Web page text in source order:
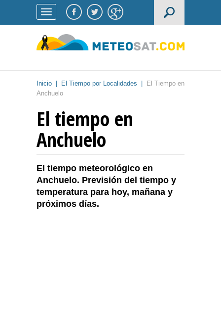
Inicio El Tiempo por Localidades
El Tiempo en
Anchuelo
El tiempo en
Anchuelo
El tiempo meteorológico en
Anchuelo. Previsión del tiempo y
temperatura para hoy, mañana y
próximos días.